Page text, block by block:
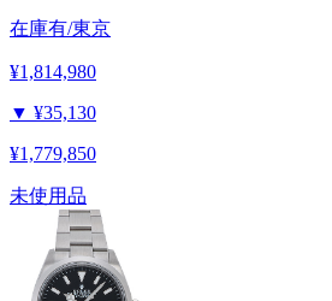
在庫有/東京
¥1,814,980
▼ ¥35,130
¥1,779,850
未使用品